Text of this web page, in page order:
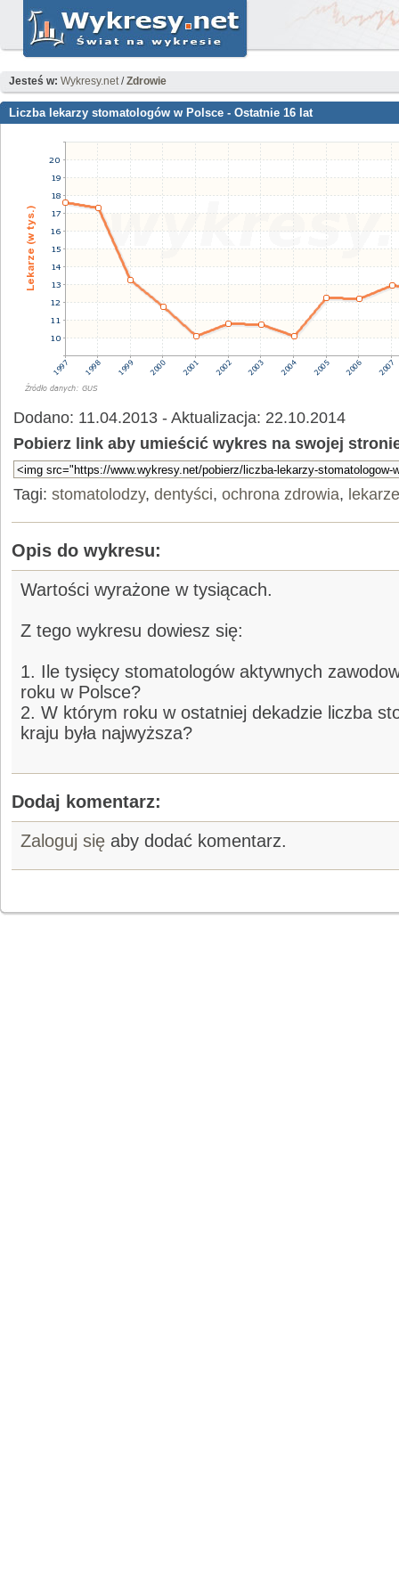
Jesteś w: Wykresy.net/Zdrowie
Liczba lekarzy stomatologów w Polsce - Ostatnie 16 lat
Dodano: 11.04.2013 - Aktualizacja: 22.10.2014
Pobierz link aby umieścić wykres na swojej
Tagi: stomatolodzy, dentyści, ochrona zdrowia, lekarze
Opis do wykresu:
Wartości wyrażone w tysiącach.
Z tego wykresu dowiesz się:
1. Ile tysięcy stomatologów aktywnych
roku w Polsce?
2. W którym roku w ostatniej dekadzie liczba
kraju była najwyższa?
Dodaj komentarz:
Zaloguj się aby dodać komentarz.